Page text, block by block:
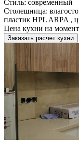
Стиль: современный
Столешница:
пластик HPL ARPA ,
Цена кухни на
Заказать расчет кухни